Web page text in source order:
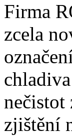
Firma
zcela
nečistot
zjištění